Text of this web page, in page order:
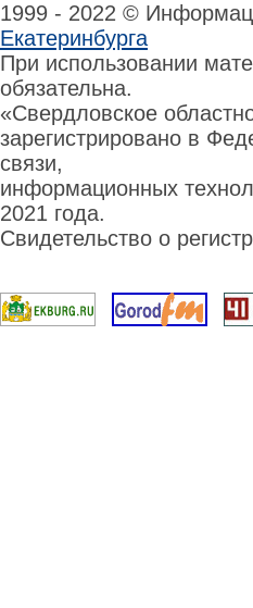
1999 - 2022 ©
Екатеринбурга
При использовании
обязательна.
«Свердловское
зарегистрировано в
связи,
информационных
2021 года.
Свидетельство о